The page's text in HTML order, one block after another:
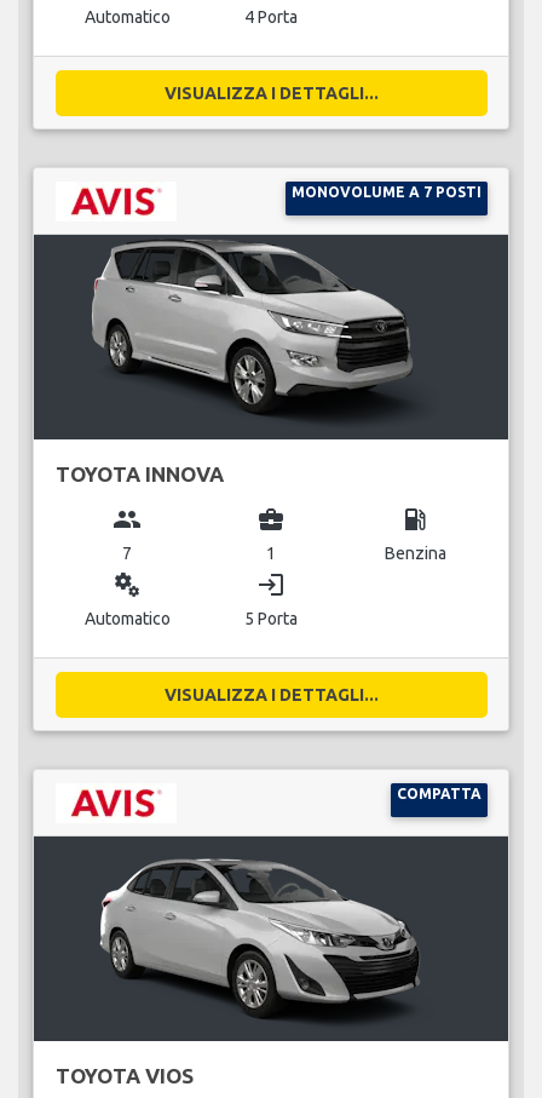
Automatico 4 Porta
VISUALIZZA I DETTAGLI...
MONOVOLUME A 7 POSTI
TOYOTA INNOVA
group
7
business_center
1
local_gas_station
Benzina
miscellaneous_services
Automatico
login
5 Porta
VISUALIZZA I DETTAGLI...
COMPATTA
TOYOTA VIOS